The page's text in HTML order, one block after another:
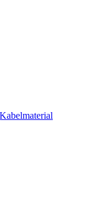
Kabelmaterial